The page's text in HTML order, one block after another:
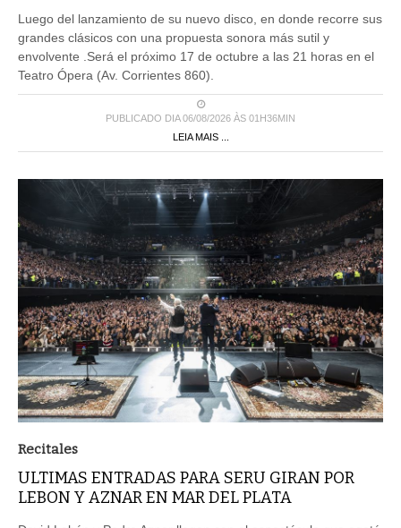
Luego del lanzamiento de su nuevo disco, en donde recorre sus
grandes clásicos con una propuesta sonora más sutil y
envolvente .Será el próximo 17 de octubre a las 21 horas en el
Teatro Ópera (Av. Corrientes 860).
PUBLICADO DIA 06/08/2026 ÀS 01H36MIN
LEIA MAIS ...
Recitales
ULTIMAS ENTRADAS PARA SERU GIRAN POR
LEBON Y AZNAR EN MAR DEL PLATA